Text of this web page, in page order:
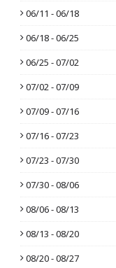
06/11 - 06/18
06/18 - 06/25
06/25 - 07/02
07/02 - 07/09
07/09 - 07/16
07/16 - 07/23
07/23 - 07/30
07/30 - 08/06
08/06 - 08/13
08/13 - 08/20
08/20 - 08/27